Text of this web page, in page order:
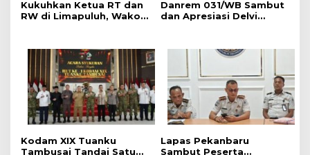
Kukuhkan Ketua RT dan
RW di Limapuluh, Wako:
Warga
Danrem 031/WB Sambut
dan Apresiasi Delvi
Internasional MMA
Kodam XIX Tuanku
Tambusai Tandai Satu
Lapas Pekanbaru
Sambut Peserta